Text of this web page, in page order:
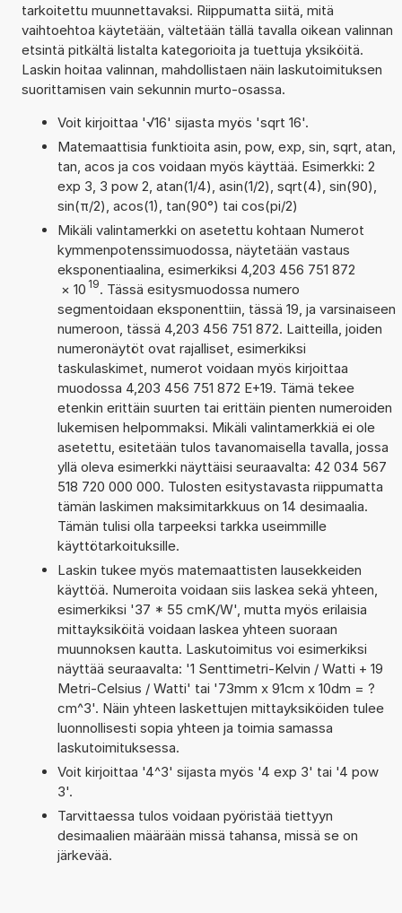
tarkoitettu muunnettavaksi. Riippumatta siitä, mitä
vaihtoehtoa käytetään, vältetään tällä tavalla oikean valinnan
etsintä pitkältä listalta kategorioita ja tuettuja yksiköitä.
Laskin hoitaa valinnan, mahdollistaen näin laskutoimituksen
suorittamisen vain sekunnin murto-osassa.
Voit kirjoittaa '√16' sijasta myös 'sqrt 16'.
Matemaattisia funktioita asin, pow, exp, sin, sqrt, atan,
tan, acos ja cos voidaan myös käyttää. Esimerkki: 2
exp 3, 3 pow 2, atan(1/4), asin(1/2), sqrt(4), sin(90),
sin(π/2), acos(1), tan(90°) tai cos(pi/2)
Mikäli valintamerkki on asetettu kohtaan Numerot
kymmenpotenssimuodossa, näytetään vastaus
eksponentiaalina, esimerkiksi 4,203 456 751 872
× 10 19. Tässä esitysmuodossa numero
segmentoidaan eksponenttiin, tässä 19, ja varsinaiseen
numeroon, tässä 4,203 456 751 872. Laitteilla, joiden
numeronäytöt ovat rajalliset, esimerkiksi
taskulaskimet, numerot voidaan myös kirjoittaa
muodossa 4,203 456 751 872 E+19. Tämä tekee
etenkin erittäin suurten tai erittäin pienten numeroiden
lukemisen helpommaksi. Mikäli valintamerkkiä ei ole
asetettu, esitetään tulos tavanomaisella tavalla, jossa
yllä oleva esimerkki näyttäisi seuraavalta: 42 034 567
518 720 000 000. Tulosten esitystavasta riippumatta
tämän laskimen maksimitarkkuus on 14 desimaalia.
Tämän tulisi olla tarpeeksi tarkka useimmille
käyttötarkoituksille.
Laskin tukee myös matemaattisten lausekkeiden
käyttöä. Numeroita voidaan siis laskea sekä yhteen,
esimerkiksi '37 * 55 cmK/W', mutta myös erilaisia
mittayksiköitä voidaan laskea yhteen suoraan
muunnoksen kautta. Laskutoimitus voi esimerkiksi
näyttää seuraavalta: '1 Senttimetri-Kelvin / Watti + 19
Metri-Celsius / Watti' tai '73mm x 91cm x 10dm = ?
cm^3'. Näin yhteen laskettujen mittayksiköiden tulee
luonnollisesti sopia yhteen ja toimia samassa
laskutoimituksessa.
Voit kirjoittaa '4^3' sijasta myös '4 exp 3' tai '4 pow
3'.
Tarvittaessa tulos voidaan pyöristää tiettyyn
desimaalien määrään missä tahansa, missä se on
järkevää.